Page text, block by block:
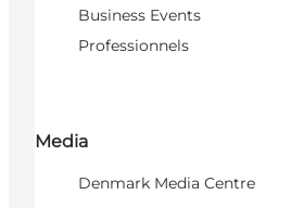
Business Events
Professionnels
Media
Denmark Media Centre